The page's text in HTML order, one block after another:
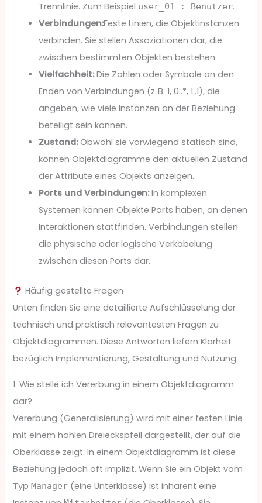
Trennlinie. Zum Beispiel user_01 : Benutzer.
Verbindungen:Feste Linien, die Objektinstanzen
verbinden. Sie stellen Assoziationen dar, die
zwischen bestimmten Objekten bestehen.
Vielfachheit:Die Zahlen oder Symbole an den
Enden von Verbindungen (z. B. 1, 0..*, 1..1), die
angeben, wie viele Instanzen an der Beziehung
beteiligt sein können.
Zustand:Obwohl sie vorwiegend statisch sind,
können Objektdiagramme den aktuellen Zustand
der Attribute eines Objekts anzeigen.
Ports und Verbindungen:In komplexen
Systemen können Objekte Ports haben, an denen
Interaktionen stattfinden. Verbindungen stellen
die physische oder logische Verkabelung
zwischen diesen Ports dar.
Häufig gestellte Fragen
Unten finden Sie eine detaillierte Aufschlüsselung der
technisch und praktisch relevantesten Fragen zu
Objektdiagrammen. Diese Antworten liefern Klarheit
bezüglich Implementierung, Gestaltung und Nutzung.
1. Wie stelle ich Vererbung in einem Objektdiagramm
dar?
Vererbung (Generalisierung) wird mit einer festen Linie
mit einem hohlen Dreieckspfeil dargestellt, der auf die
Oberklasse zeigt. In einem Objektdiagramm ist diese
Beziehung jedoch oft implizit. Wenn Sie ein Objekt vom
TypManager (eine Unterklasse) ist inhärent eine